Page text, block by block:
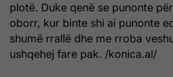
plotë. Duke qenë se punonte
oborr, kur binte shi ai punonte
shumë rrallë dhe me rroba
ushqehej fare pak. /konica.al/